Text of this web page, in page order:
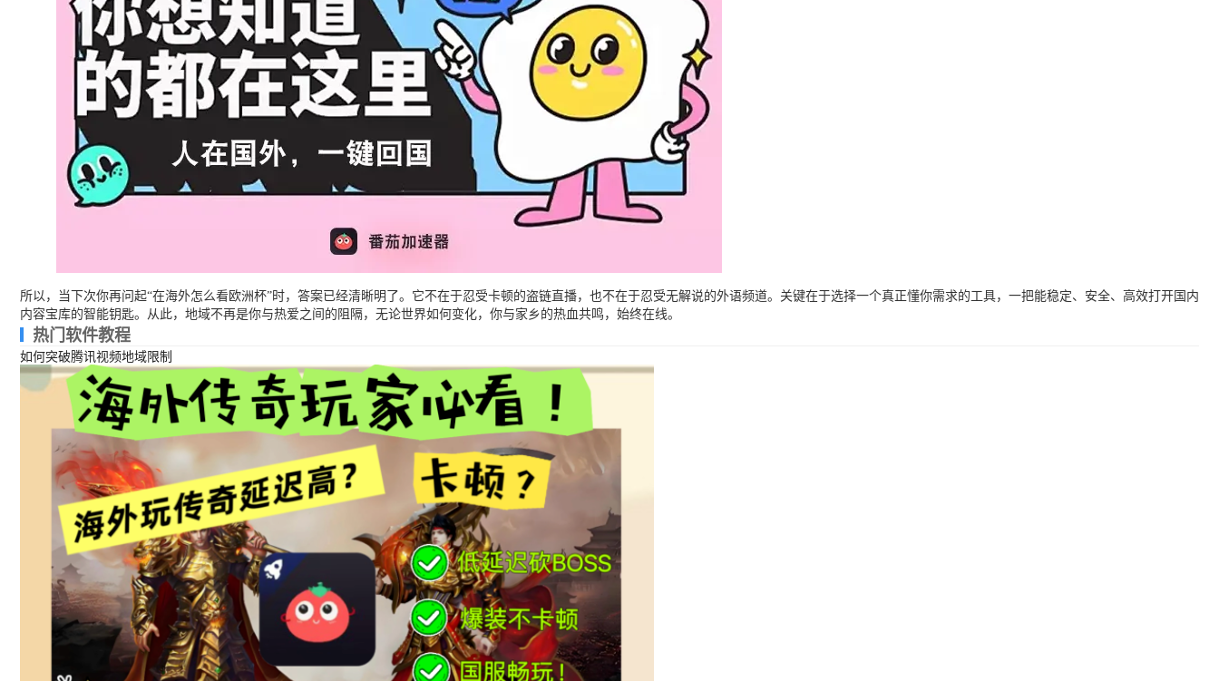
所以，当下次你再问起“在海外怎么看欧洲杯”时，答案已经清晰明了。它不在于忍受卡顿的盗链直播，也不在于忍受无解说的外语频道。关键在于选择一个真正懂你需求的工具，一把能稳定、安全、高效打开国内
内容宝库的智能钥匙。从此，地域不再是你与热爱之间的阻隔，无论世界如何变化，你与家乡的热血共鸣，始终在线。
热门软件教程
如何突破腾讯视频地域限制